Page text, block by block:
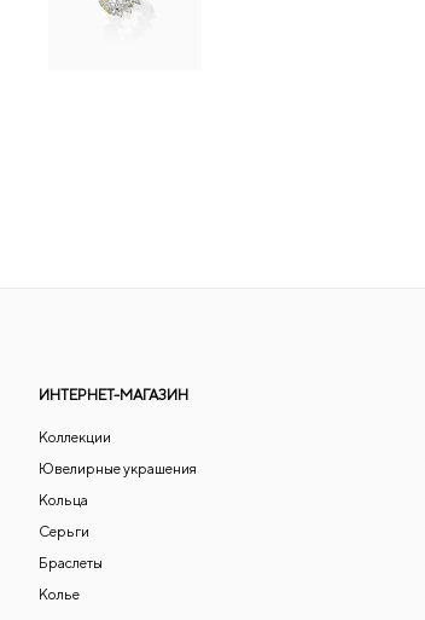
ИНТЕРНЕТ-МАГАЗИН
Коллекции
Ювелирные украшения
Кольца
Серьги
Браслеты
Колье